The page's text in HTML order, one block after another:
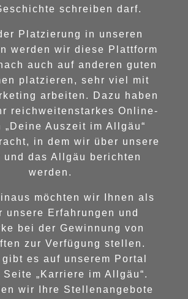
schreiben darf.
Platzierung in unseren
werden wir diese Plattform
auch auf anderen guten
platzieren, sehr viel mit
arbeiten. Dazu haben
reichweitenstarkes Online-
„Deine Auszeit im Allgäu“
in dem wir über unsere
und das Allgäu berichten
werden.
möchten wir Ihnen als
unsere Erfahrungen und
bei der Gewinnung von
zur Verfügung stellen.
es auf unserem Portal
„Karriere im Allgäu“.
wir Ihre Stellenangebote